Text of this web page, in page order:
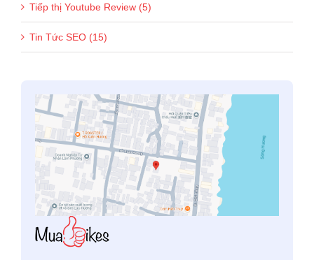
Tiếp thị Youtube Review (5)
Tin Tức SEO (15)